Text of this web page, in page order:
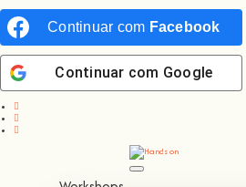
Continuar com Facebook
Continuar com Google